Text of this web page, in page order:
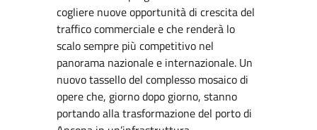
cogliere nuove opportunità di crescita del
traffico commerciale e che renderà lo
scalo sempre più competitivo nel
panorama nazionale e internazionale. Un
nuovo tassello del complesso mosaico di
opere che, giorno dopo giorno, stanno
portando alla trasformazione del porto di